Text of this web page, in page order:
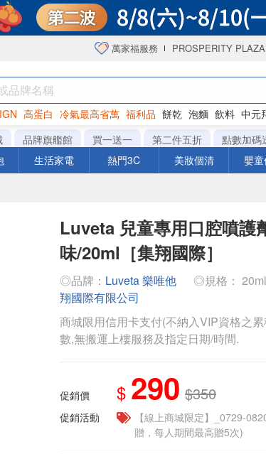
萬家福服務 PROSPERITY
高蛋白 冷氣最高省萬 福利品 餅乾 泡麵 飲料 中元
海苔
品牌旗艦館 買一送一 第二件五折 點數加碼
生活家電 熱門3C 美妝個清 嬰
Luveta 兒童專用口腔噴護
味/20ml［集翔國際］
◎品牌： Luveta 樂唯他 ◎規格：
翔國際有限公司
商城限用信用卡支付(不納入VIP資格之
數,無搬運上樓服務及指定日期/時間.
促銷價 $ 290 $350
促銷活動
【線上商城限定】_0729-
贈，每人期間最高贈5次)